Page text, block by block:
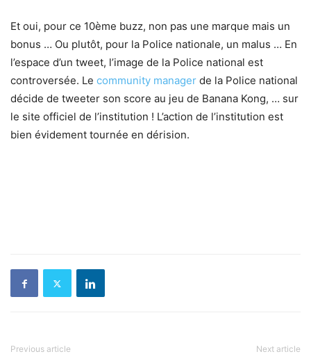
Et oui, pour ce 10ème buzz, non pas une marque mais un
bonus … Ou plutôt, pour la Police nationale, un malus … En
l’espace d’un tweet, l’image de la Police national est
controversée. Le community manager de la Police national
décide de tweeter son score au jeu de Banana Kong, … sur
le site officiel de l’institution ! L’action de l’institution est
bien évidement tournée en dérision.
Previous article Next article